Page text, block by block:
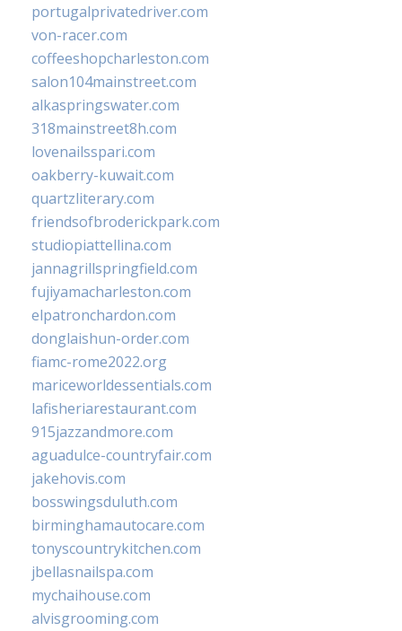
portugalprivatedriver.com
von-racer.com
coffeeshopcharleston.com
salon104mainstreet.com
alkaspringswater.com
318mainstreet8h.com
lovenailsspari.com
oakberry-kuwait.com
quartzliterary.com
friendsofbroderickpark.com
studiopiattellina.com
jannagrillspringfield.com
fujiyamacharleston.com
elpatronchardon.com
donglaishun-order.com
fiamc-rome2022.org
mariceworldessentials.com
lafisheriarestaurant.com
915jazzandmore.com
aguadulce-countryfair.com
jakehovis.com
bosswingsduluth.com
birminghamautocare.com
tonyscountrykitchen.com
jbellasnailspa.com
mychaihouse.com
alvisgrooming.com